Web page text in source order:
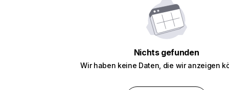
Nichts gefunden
Wir haben keine Daten, die wir anzeigen